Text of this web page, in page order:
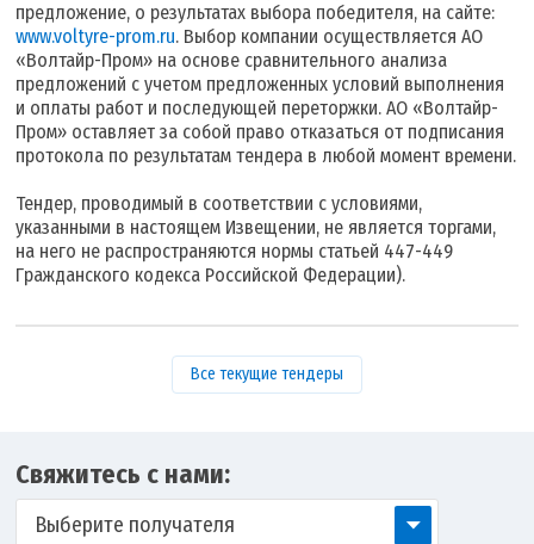
предложение, о результатах выбора победителя, на сайте:
www.voltyre-prom.ru. Выбор компании осуществляется АО
«Волтайр-Пром» на основе сравнительного анализа
предложений с учетом предложенных условий выполнения
и оплаты работ и последующей переторжки. АО «Волтайр-
Пром» оставляет за собой право отказаться от подписания
протокола по результатам тендера в любой момент времени.
Тендер, проводимый в соответствии с условиями,
указанными в настоящем Извещении, не является торгами,
на него не распространяются нормы статьей 447-449
Гражданского кодекса Российской Федерации).
Все текущие тендеры
Свяжитесь с нами:
Выберите получателя